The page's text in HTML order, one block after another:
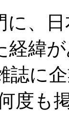
に、
経緯
誌に
度も